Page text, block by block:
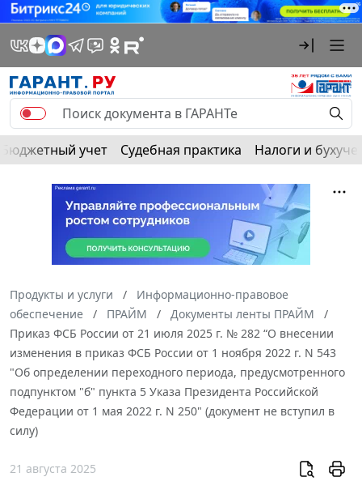
Бюджетный учет Судебная практика Налоги и
Продукты и услуги
Информационно-правовое
обеспечение
ПРАЙМ
Документы ленты ПРАЙМ
Приказ ФСБ России от 21 июля 2025 г. № 282 “О внесении
изменения в приказ ФСБ России от 1 ноября 2022 г. N 543
"Об определении переходного периода, предусмотренного
подпунктом "б" пункта 5 Указа Президента Российской
Федерации от 1 мая 2022 г. N 250" (документ не вступил в
силу)
21 августа 2025